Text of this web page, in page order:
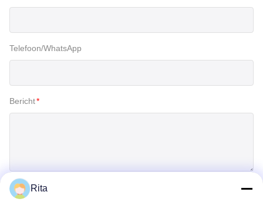
Telefoon/WhatsApp
Bericht*
Rita